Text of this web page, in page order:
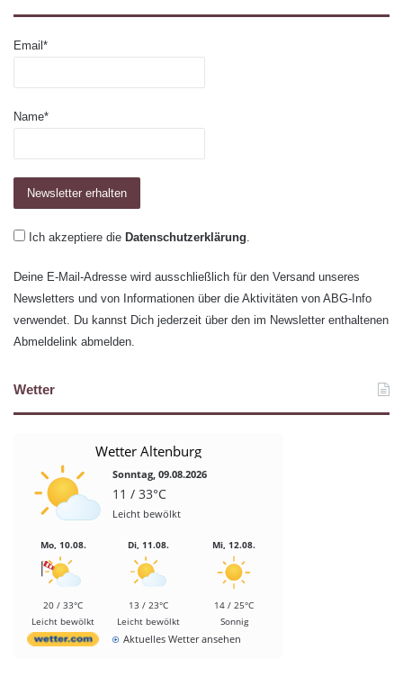
Email*
Name*
Ich akzeptiere die Datenschutzerklärung
Deine E-Mail-Adresse wird ausschließlich für den Versand unseres
Newsletters und von Informationen über die Aktivitäten von ABG-Info
verwendet. Du kannst Dich jederzeit über den im Newsletter enthaltenen
Abmeldelink abmelden.
Wetter
Wetter Altenburg
Sonntag, 09.08.2026
11 / 33°C
Leicht bewölkt
Mo, 10.08.
20 / 33°C
Leicht bewölkt
Di, 11.08.
13 / 23°C
Leicht bewölkt
Mi, 12.08.
14 / 25°C
Sonnig
Aktuelles Wetter ansehen